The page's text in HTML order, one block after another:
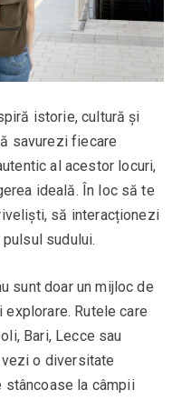
istorie, cultură și
savurezi fiecare
al acestor locuri,
ideală. În loc să te
să interacționezi
sudului.
sunt doar un mijloc de
Rutele care
Bari, Lecce sau
o diversitate
la câmpii